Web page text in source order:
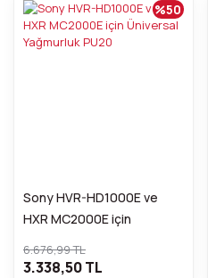
Sony HVR-HD1000E ve
HXR MC2000E için
%50
6.676,99 TL
3.338,50 TL